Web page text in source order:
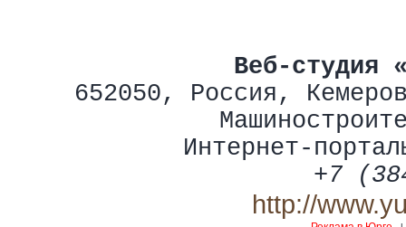
Веб-студия
652050, Россия ,
Интернет-
+7
http://